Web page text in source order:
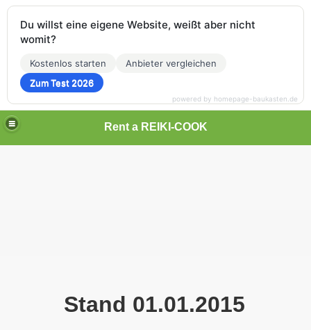
Rent a REIKI-COOK
Stand 01.01.2015
Du willst eine eigene Website, weißt aber nicht
womit?
Kostenlos starten
Anbieter vergleichen
Zum Test 2026
powered by homepage-baukasten.de